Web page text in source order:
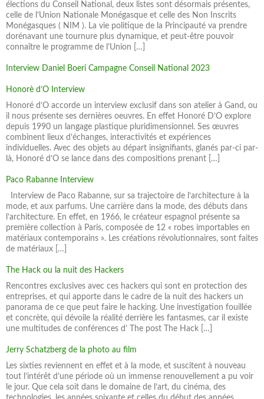
élections du Conseil National, deux listes sont désormais présentes,
celle de l’Union Nationale Monégasque et celle des Non Inscrits
Monégasques ( NIM ). La vie politique de la Principauté va prendre
dorénavant une tournure plus dynamique, et peut-être pouvoir
connaître le programme de l’Union […]
Interview Daniel Boeri Campagne Conseil National 2023
Honorè d’O Interview
Honoré d’O accorde un interview exclusif dans son atelier à Gand, ou
il nous présente ses dernières oeuvres. En effet Honoré D’O explore
depuis 1990 un langage plastique pluridimensionnel. Ses œuvres
combinent lieux d’échanges, interactivités et expériences
individuelles. Avec des objets au départ insignifiants, glanés par-ci par-
là, Honoré d’O se lance dans des compositions prenant […]
Paco Rabanne Interview
Interview de Paco Rabanne, sur sa trajectoire de l’architecture à la
mode, et aux parfums. Une carrière dans la mode, des débuts dans
l’architecture. En effet, en 1966, le créateur espagnol présente sa
première collection à Paris, composée de 12 « robes importables en
matériaux contemporains ». Les créations révolutionnaires, sont faites
de matériaux […]
The Hack ou la nuit des Hackers
Rencontres exclusives avec ces hackers qui sont en protection des
entreprises, et qui apporte dans le cadre de la nuit des hackers un
panorama de ce que peut faire le hacking. Une investigation fouillée
et concrète, qui dévoile la réalité derrière les fantasmes, car il existe
une multitudes de conférences d’ The post The Hack […]
Jerry Schatzberg de la photo au film
Les sixties reviennent en effet et à la mode, et suscitent à nouveau
tout l’intérêt d’une période où un immense renouvellement a pu voir
le jour. Que cela soit dans le domaine de l’art, du cinéma, des